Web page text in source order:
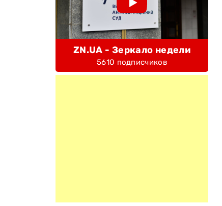
ZN.UA - Зеркало недели
5610 подписчиков